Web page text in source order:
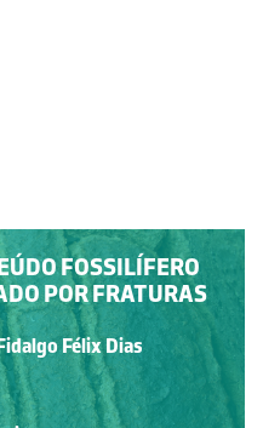
FOSSILÍFERO
POR FRATURAS
Félix Dias